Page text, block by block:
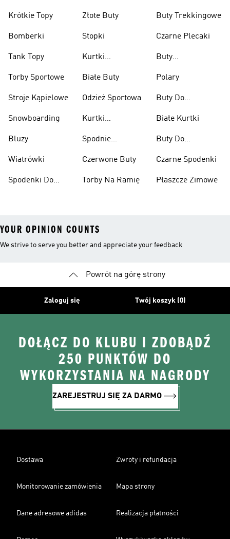
Krótkie Topy
Bomberki
Tank Topy
Torby Sportowe
Stroje Kąpielowe
Snowboarding
Bluzy
Wiatrówki
Spodenki Do
Złote Buty
Stopki
Kurtki
Białe Buty
Odzież Sportowa
Kurtki
Spodnie
Czerwone Buty
Torby Na Ramię
Buty Trekkingowe
Czarne Plecaki
Buty
Polary
Buty Do
Ciężarów
Białe Kurtki
Buty Do
Czarne Spodenki
Płaszcze Zimowe
YOUR OPINION COUNTS
We strive to serve you better and appreciate your feedback
Powrót na górę strony
Zaloguj się Twój koszyk (0)
DOŁĄCZ DO KLUBU I ZDOBĄDŹ
250 PUNKTÓW DO
WYKORZYSTANIA NA NAGRODY
ZAREJESTRUJ SIĘ ZA DARMO
Dostawa Zwroty i refundacja
Monitorowanie zamówienia Mapa strony
Dane adresowe adidas Realizacja płatności